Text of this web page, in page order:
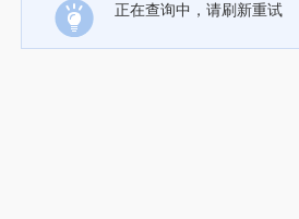
正在查询中，请刷新重试